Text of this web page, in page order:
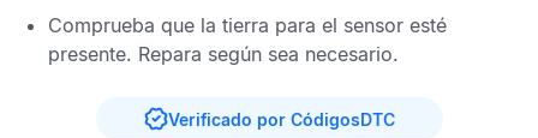
Comprueba que la tierra para el sensor esté
presente. Repara según sea necesario.
Verificado por CódigosDTC